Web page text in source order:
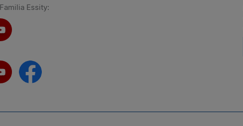
Essity: